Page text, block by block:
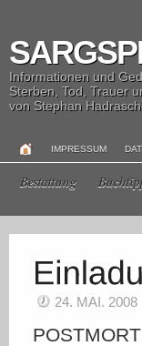
Informationen und
Sterben, Tod, Trauer
von Stephan
IMPRESSUM
Bestattung
24. MAI. 2008